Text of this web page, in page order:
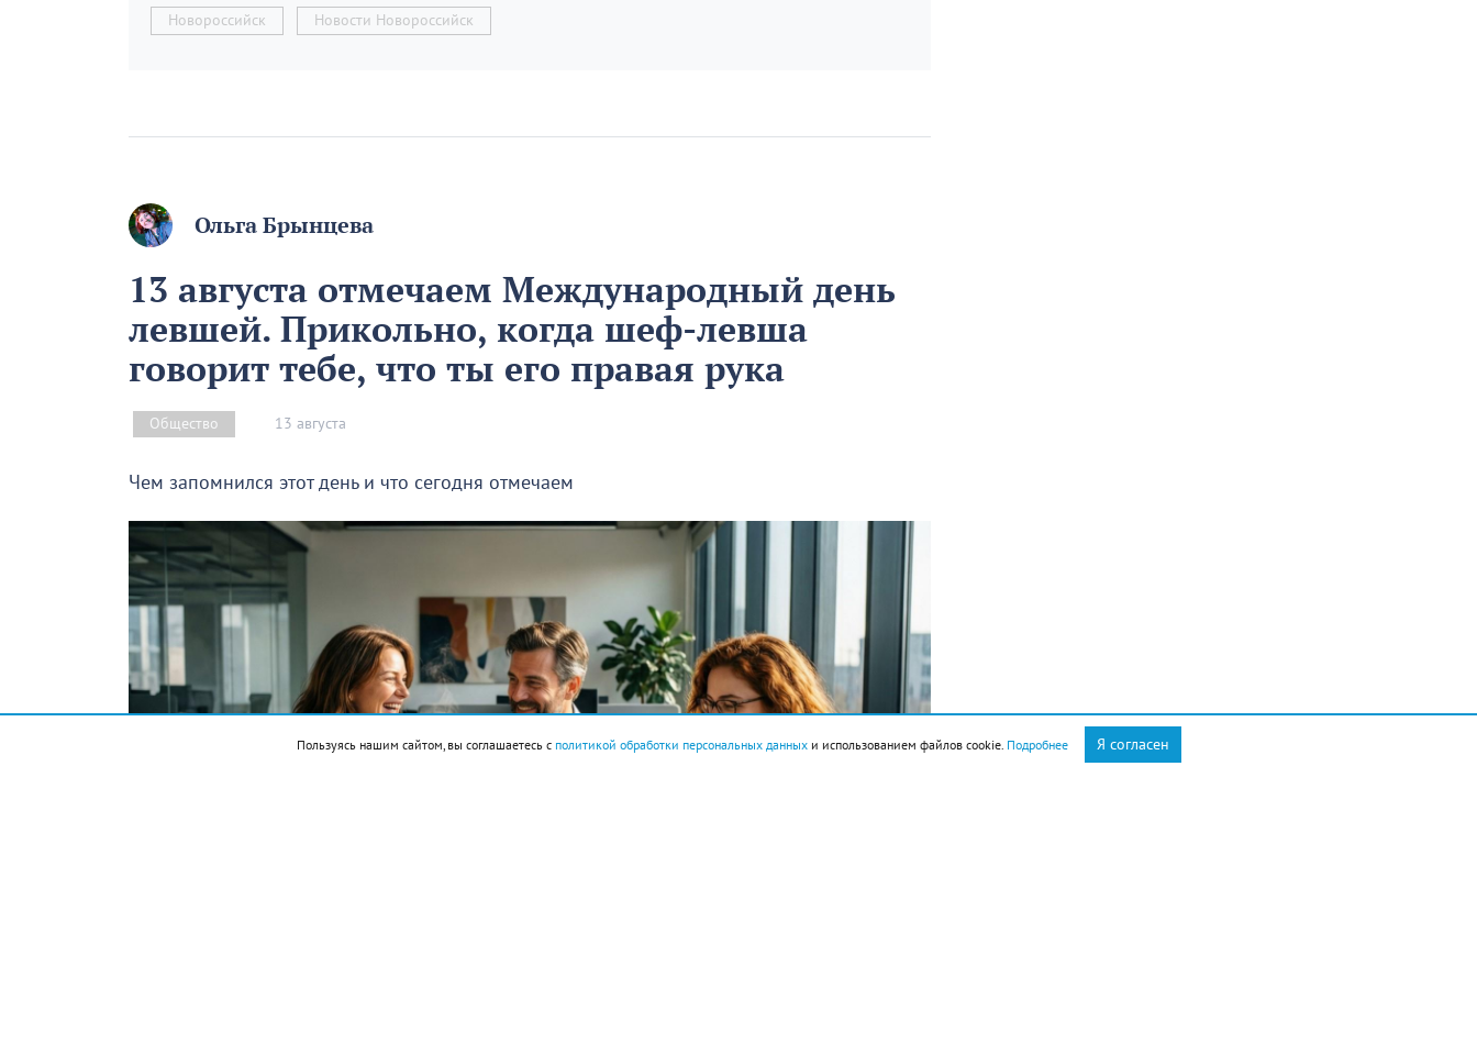
Новороссийск Новости Новороссийск
Ольга Брынцева
13 августа отмечаем Международный день
левшей. Прикольно, когда шеф-левша
говорит тебе, что ты его правая рука
Общество 13 августа
Чем запомнился этот день и что сегодня отмечаем
Пользуясь нашим сайтом, вы соглашаетесь с политикой обработки персональных данныхи использованием файлов cookie. Подробнее Я согласен